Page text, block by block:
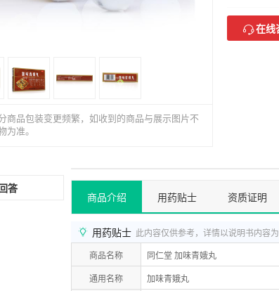
商品包装变更频繁，如收到的商品与展示图片不
为准。
在线
答
商品介绍 用药贴士 资质证明
用药贴士 此内容仅供参考，详情以说明书内容
商品名称
同仁堂 加味青娥丸
通用名称
加味青娥丸